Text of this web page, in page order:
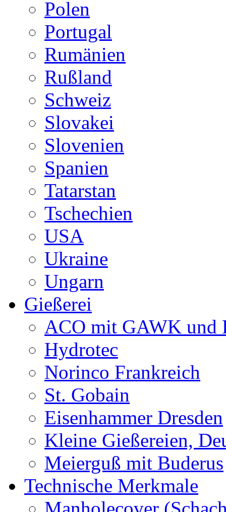
Polen
Portugal
Rumänien
Rußland
Schweiz
Slovakei
Slovenien
Spanien
Tatarstan
Tschechien
USA
Ukraine
Ungarn
Gießerei
ACO mit GAWK und
Hydrotec
Norinco Frankreich
St. Gobain
Eisenhammer Dresden
Kleine Gießereien,
Meierguß mit Buderus
Technische Merkmale